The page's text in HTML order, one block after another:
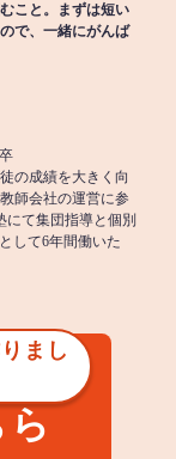
こと。まずは短い
で、一緒にがんば
の成績を大きく向
師会社の運営に参
て集団指導と個別
して6年間働いた
まし